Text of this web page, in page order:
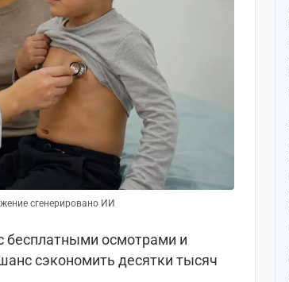
сгенерировано ИИ
бесплатными осмотрами и
сэкономить десятки тысяч